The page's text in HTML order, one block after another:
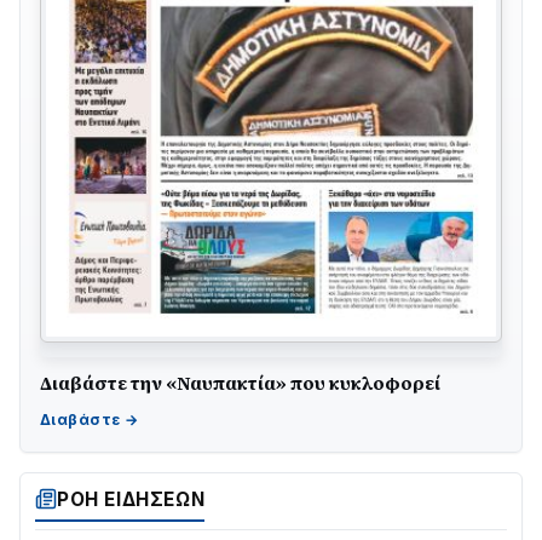
Διαβάστε την «Ναυπακτία» που κυκλοφορεί
ΡΟΗ ΕΙΔΗΣΕΩΝ
ΤΟ ΠΑΡΤΥ ΣΥΝΕΧΙΖΕΤΑΙ…
05/08 • 08:41
Στο σκοτάδι μεγάλο μέρος στο Λυγιά Ναυπάκτου
04/08 • 19:47